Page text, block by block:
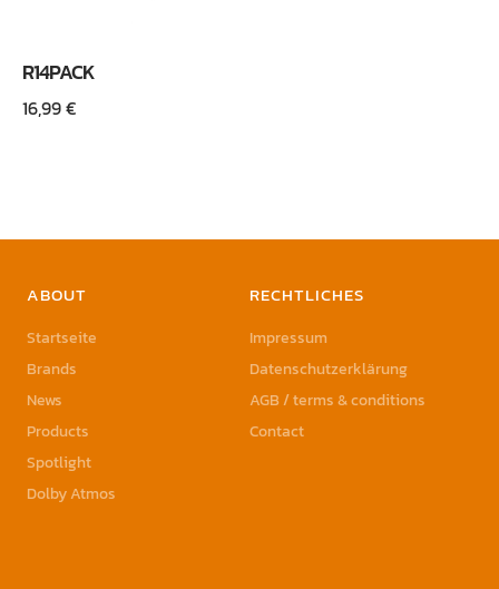
R14PACK
16,99€
ABOUT
Startseite
Brands
News
Products
Spotlight
Dolby Atmos
RECHTLICHES
Impressum
Datenschutzerklärung
AGB / terms & conditions
Contact